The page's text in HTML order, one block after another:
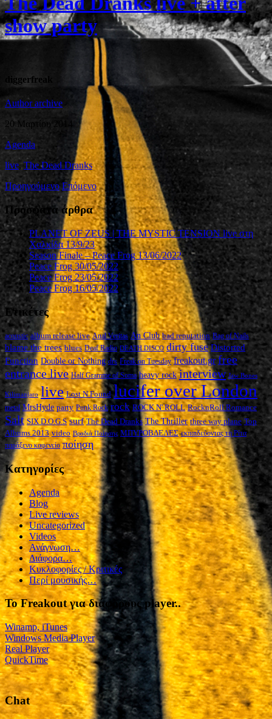
show party
diggerfreak
Author archive
20 Μαρτίου 2014
Agenda
live,The Dead Dranks
Προηγούμενο Επόμενο
Πρόσφατα άρθρα
PLANET OF ZEUS | THE MYSTIC TENSION live στη
Χαλκίδα 13/9/23
Season Finale – Peace Frog 13/06/2022
Peace Frog 30/05/2022
Peace Frog 23/05/2022
Peace Frog 16/05/2022
Ετικέτες
acoustic album release live Anal Veritas An Club bad reputation Bag of Nails
blame the trees blues Deaf Radio DEATH DISCO dirty fuse Distorted
Function Double or Nothing drs Freak on Tuesday freakout.gr free
entrance live Half Gramme of Soma heavy rock interview Jaw Bones
Kilimanjaro live Lost N Found lucifer over London
metal MrsHyde party Punk Rock rock ROCK N' ROLL RocknRoll Romance
Salt SIX D.O.G.S surf The Dead Dranks The Thriller three way plane Top
Albums 2013 video Βραδιά Ποίησης ΜΠΥΡΟΒΔΕΛΕΣ εκπαιδεύοντας τη Ρίτα
παράξενο καφενείο ποίηση
Kατηγορίες
Agenda
Blog
Live reviews
Uncategorized
Videos
Ανάγνωση…
Διάφορα…
Κυκλοφορίες / Kριτικές
Περί μουσικής…
To Freakout για διάφορους player..
Winamp, iTunes
Windows Media Player
Real Player
QuickTime
Chat